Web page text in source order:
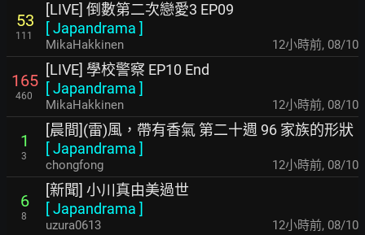
53
111
[LIVE] 倒數第二次戀愛3 EP09
[Japandrama ]
MikaHakkinen 12小時前, 08/10
165
460
[LIVE] 學校警察 EP10 End
[Japandrama ]
MikaHakkinen 12小時前, 08/10
1
3
[晨間](雷)風，帶有香氣 第二十週 96 家族的形狀
[Japandrama ]
chongfong 12小時前, 08/10
6
8
[新聞] 小川真由美過世
[Japandrama ]
uzura0613 12小時前, 08/10